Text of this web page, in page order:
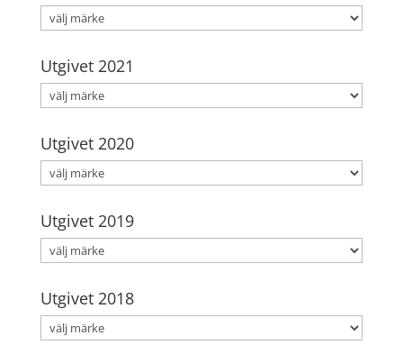
Utgivet 2021
Utgivet 2020
Utgivet 2019
Utgivet 2018